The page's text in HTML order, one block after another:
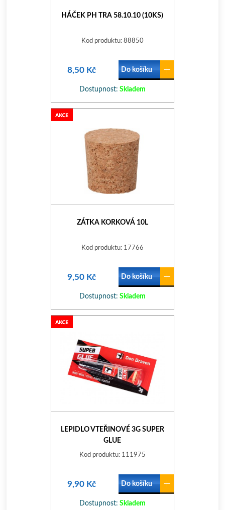
HÁČEK PH TRA 58.10.10 (10KS)
Kod produktu: 88850
8,50 Kč Do košíku
Dostupnost: Skladem
ZÁTKA KORKOVÁ 10L
Kod produktu: 17766
9,50 Kč Do košíku
Dostupnost: Skladem
LEPIDLO VTEŘINOVÉ 3G SUPER
GLUE
Kod produktu: 111975
9,90 Kč Do košíku
Dostupnost: Skladem